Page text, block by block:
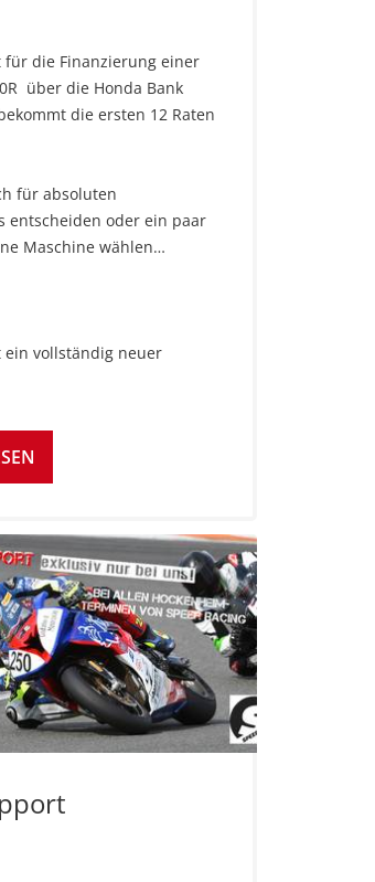
für die Finanzierung einer
über die Honda Bank
die ersten 12 Raten
für absoluten
entscheiden oder ein paar
Maschine wählen…
ein vollständig neuer